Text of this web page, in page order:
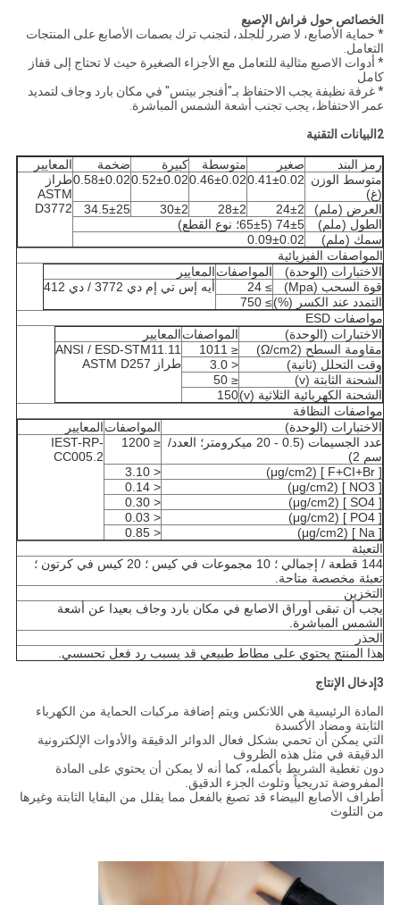
الخصائص حول فراش الإصبع
* حماية الأصابع، لا ضرر للجلد، لتجنب ترك بصمات الأصابع على المنتجات
التعامل.
* أدوات الاصبع مثالية للتعامل مع الأجزاء الصغيرة حيث لا تحتاج إلى قفاز
كامل
* غرفة نظيفة يجب الاحتفاظ بـ"أفنجر بيتس" في مكان بارد وجاف لتمديد
عمر الاحتفاظ، يجب تجنب أشعة الشمس المباشرة.
2البيانات التقنية
رمز البند صغير متوسطة كبيرة ضخمة
المعايير
متوسط الوزن
(غ)
0.41±0.02
0.46±0.02
0.52±0.02
0.58±0.02طراز
ASTM
D3772
العرض (ملم) 24±2
28±2
30±2
34.5±25
الطول (ملم)
74±5 (65±5؛ نوع القطع)
سمك (ملم)
0.09±0.02
المواصفات الفيزيائية
الاختبارات (الوحدة)
المواصفاتالمعايير
قوة السحب (Mpa)
≥ 24
أيه إس تي إم دي 3772 / دي 412
التمدد عند الكسر (%)≥ 750
مواصفات ESD
الاختبارات (الوحدة)
المواصفاتالمعايير
مقاومة السطح (Ω/cm2)
≤ 1011
ANSI / ESD-STM11.11
طراز ASTM D257
وقت التحلل (ثانية)
< 3.0
الشحنة الثابتة (v)
≤ 50
الشحنة الكهربائية الثلاثية (v)
150
مواصفات النظافة
الاختبارات (الوحدة)
المواصفاتالمعايير
عدد الجسيمات (0.5 - 20 ميكرومتر؛ العدد/
سم 2)
≤ 1200
IEST-RP-
CC005.2
[ F+CI+Br ] (μg/cm2)
< 3.10
[ NO3 ] (μg/cm2)
< 0.14
[ SO4 ] (μg/cm2)
< 0.30
[ PO4 ] (μg/cm2)
< 0.03
[ Na ] (μg/cm2)
< 0.85
التعبئة
144 قطعة / إجمالي ؛ 10 مجموعات في كيس ؛ 20 كيس في كرتون ؛
تعبئة مخصصة متاحة.
التخزين
يجب أن تبقى أوراق الاصابع في مكان بارد وجاف بعيدا عن أشعة
الشمس المباشرة.
الحذر
هذا المنتج يحتوي على مطاط طبيعي قد يسبب رد فعل تحسسي.
3إدخال الإنتاج
المادة الرئيسية هي اللاتكس ويتم إضافة مركبات الحماية من الكهرباء
الثابتة ومضاد الأكسدة
التي يمكن أن تحمي بشكل فعال الدوائر الدقيقة والأدوات الإلكترونية
الدقيقة في مثل هذه الظروف
دون تغطية الشريط بأكمله، كما أنه لا يمكن أن يحتوي على المادة
المفروضة تدريجياً وتلوث الجزء الدقيق.
أطراف الأصابع البيضاء قد تصبغ بالفعل مما يقلل من البقايا الثابتة وغيرها
من التلوث